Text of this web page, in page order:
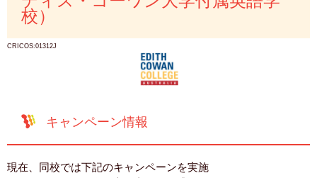
校）
CRICOS:01312J
キャンペーン情報
現在、同校では下記のキャンペーンを実施